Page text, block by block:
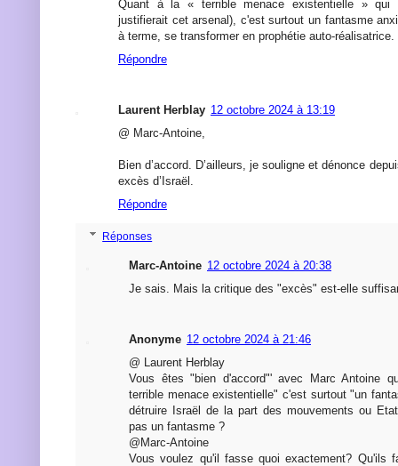
Quant à la « terrible menace existentielle » qui
justifierait cet arsenal), c'est surtout un fantasme
à terme, se transformer en prophétie auto-réalisatrice.
Répondre
Laurent Herblay 12 octobre 2024 à 13:19
@ Marc-Antoine,
Bien d’accord. D’ailleurs, je souligne et dénonce
excès d’Israël.
Répondre
Réponses
Marc-Antoine 12 octobre 2024 à 20:38
Je sais. Mais la critique des "excès" est-elle
Anonyme 12 octobre 2024 à 21:46
@ Laurent Herblay
Vous êtes "bien d'accord"' avec Marc Antoine
terrible menace existentielle" c'est surtout "un
détruire Israël de la part des mouvements ou
pas un fantasme ?
@Marc-Antoine
Vous voulez qu'il fasse quoi exactement? Qu'ils